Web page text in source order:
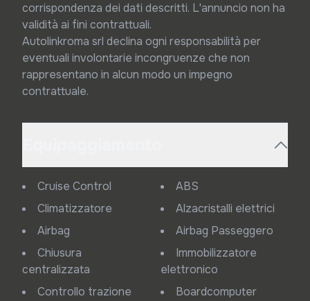
corrispondenza dei dati descritti. L'annuncio non ha
validità ai fini contrattuali.
Autolinkroma srl declina ogni responsabilità per
eventuali involontarie incongruenze che non
rappresentano in alcun modo un impegno
contrattuale.
Cruise Control
ABS
Climatizzatore
Alzacristalli elettrici
Airbag
Airbag Passeggero
Chiusura
centralizzata
Immobilizzatore
elettronico
Controllo trazione
Boardcomputer